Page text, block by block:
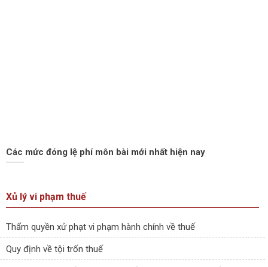
Các mức đóng lệ phí môn bài mới nhất hiện nay
Xủ lý vi phạm thuế
Thẩm quyền xử phạt vi phạm hành chính về thuế
Quy định về tội trốn thuế